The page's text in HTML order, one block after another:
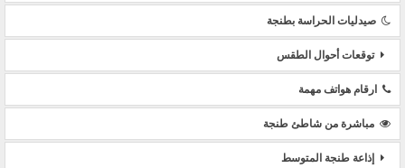
صيدليات الحراسة بطنجة
توقعات أحوال الطقس
ارقام هواتف مهمة
مباشرة من شاطئ طنجة
إذاعة طنجة المتوسط